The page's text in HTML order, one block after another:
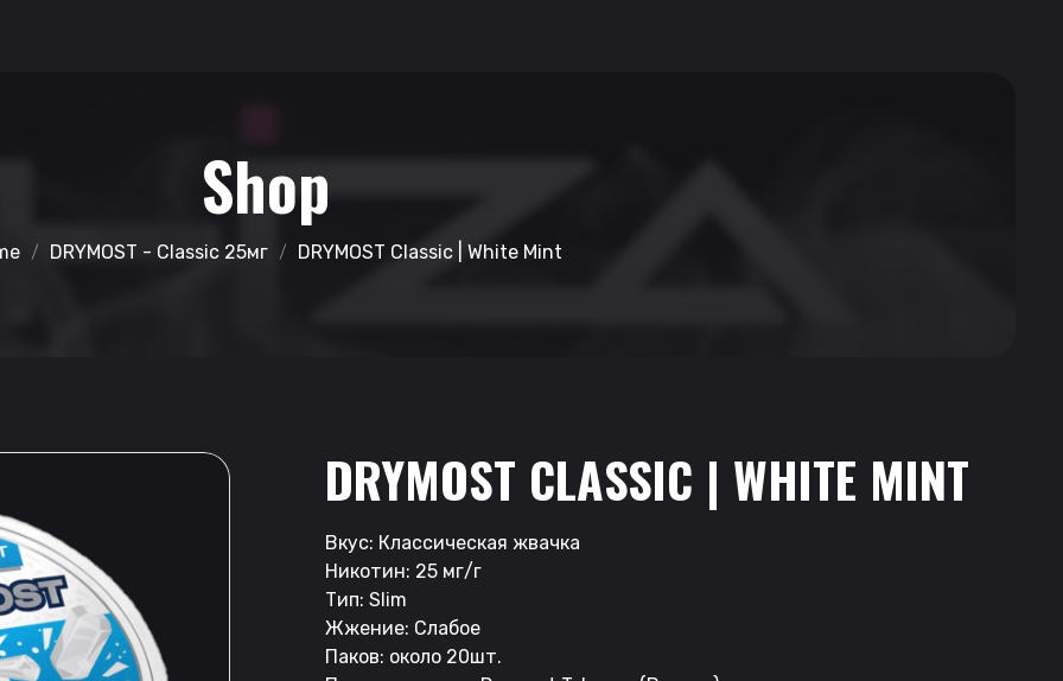
Shop
DRYMOST - Classic 25мг DRYMOST Classic | White Mint
DRYMOST CLASSIC | WHITE MINT
Вкус: Классическая жвачка
Никотин: 25 мг/г
Тип: Slim
Жжение: Слабое
Паков: около 20шт.